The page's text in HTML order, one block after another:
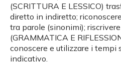
(SCRITTURA E LESSICO)
diretto in indiretto;
tra parole (sinonimi);
(GRAMMATICA E
conoscere e utilizzare i tempi
indicativo.